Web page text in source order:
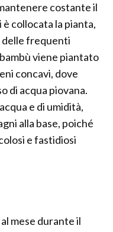
costante il
è collocata la pianta,
frequenti
viene piantato
concavi, dove
di acqua piovana.
e di umidità,
alla base, poiché
e fastidiosi
mese durante il